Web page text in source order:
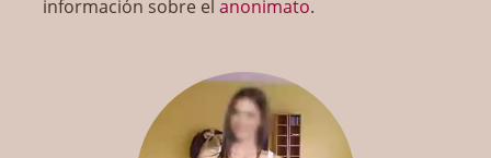
información sobre elanonimato.